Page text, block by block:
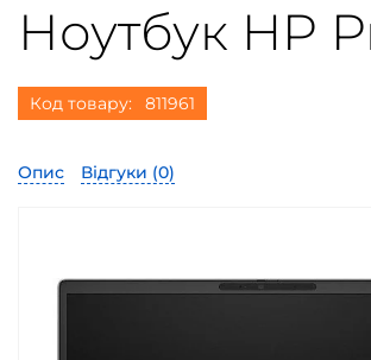
Ноутбук HP
Код товару: 811961
Опис Відгуки (0)